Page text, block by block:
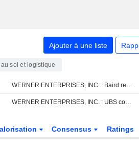
Ajouter à une liste
au sol et logistique
WERNER ENTERPRISES, INC. : Baird revoit son opinion à la hausse
WERNER ENTERPRISES, INC. : UBS confirme sa recommandation neutre
Consensus Ratings